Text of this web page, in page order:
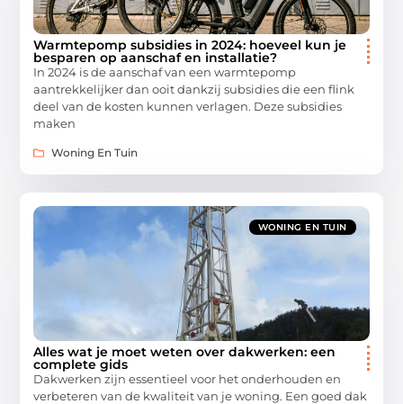
Warmtepomp subsidies in 2024: hoeveel kun je
besparen op aanschaf en installatie?
In 2024 is de aanschaf van een warmtepomp
aantrekkelijker dan ooit dankzij subsidies die een flink
deel van de kosten kunnen verlagen. Deze subsidies
maken
Woning En Tuin
WONING EN TUIN
Alles wat je moet weten over dakwerken: een
complete gids
Dakwerken zijn essentieel voor het onderhouden en
verbeteren van de kwaliteit van je woning. Een goed dak